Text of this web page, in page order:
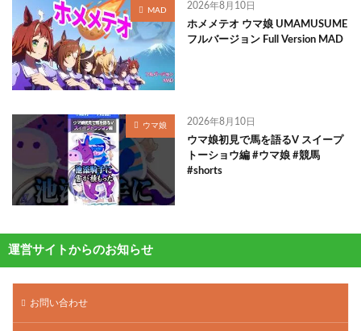
MAD 2026年8月10日
ホメメテオ ウマ娘 UMAMUSUME
フルバージョン Full Version MAD
ウマ娘 2026年8月10日
ウマ娘初見で馬を語るV スイープ
トーショウ編 #ウマ娘 #競馬
#shorts
運営サイトからのお知らせ
お問い合わせ